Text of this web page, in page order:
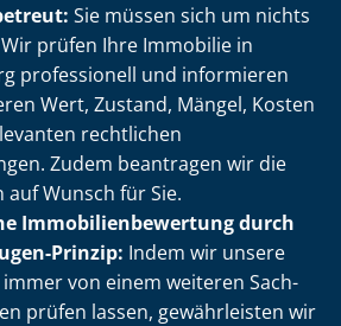
Sie müssen sich um nichts
prüfen Ihre Immobilie in
professionell und informieren
Wert, Zustand, Mängel, Kosten
rechtlichen
Zudem beantragen wir die
auf Wunsch für Sie.
Im­mo­bi­li­en­be­wer­tung durch
Prinzip: Indem wir unsere
von einem weiteren Sach­
prüfen lassen, gewährleisten wir